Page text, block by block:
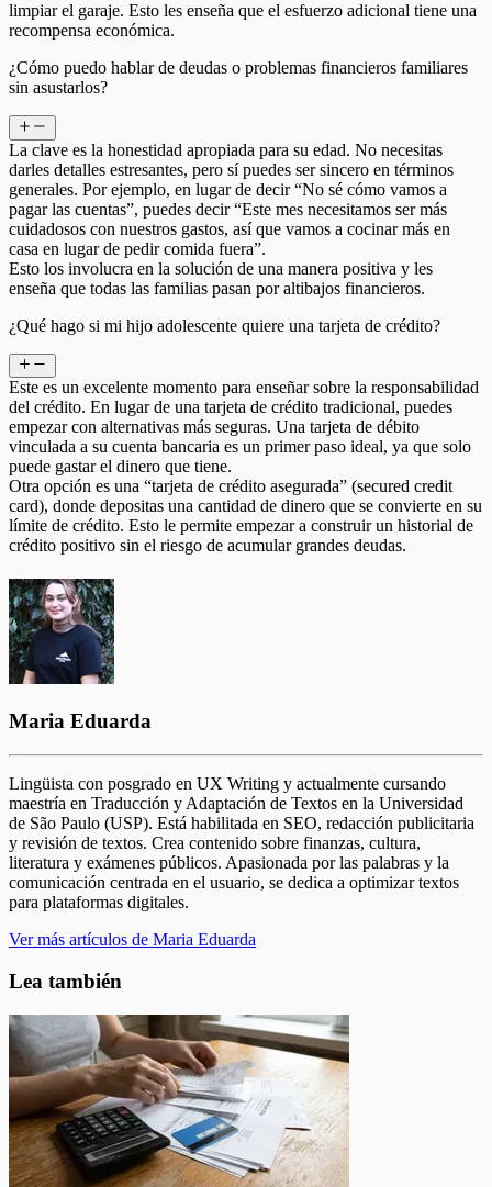
limpiar el garaje. Esto les enseña que el esfuerzo adicional tiene una
recompensa económica.
¿Cómo puedo hablar de deudas o problemas financieros familiares
sin asustarlos?
La clave es la honestidad apropiada para su edad. No necesitas
darles detalles estresantes, pero sí puedes ser sincero en términos
generales. Por ejemplo, en lugar de decir “No sé cómo vamos a
pagar las cuentas”, puedes decir “Este mes necesitamos ser más
cuidadosos con nuestros gastos, así que vamos a cocinar más en
casa en lugar de pedir comida fuera”.
Esto los involucra en la solución de una manera positiva y les
enseña que todas las familias pasan por altibajos financieros.
¿Qué hago si mi hijo adolescente quiere una tarjeta de crédito?
Este es un excelente momento para enseñar sobre la responsabilidad
del crédito. En lugar de una tarjeta de crédito tradicional, puedes
empezar con alternativas más seguras. Una tarjeta de débito
vinculada a su cuenta bancaria es un primer paso ideal, ya que solo
puede gastar el dinero que tiene.
Otra opción es una “tarjeta de crédito asegurada” (secured credit
card), donde depositas una cantidad de dinero que se convierte en su
límite de crédito. Esto le permite empezar a construir un historial de
crédito positivo sin el riesgo de acumular grandes deudas.
Maria Eduarda
Lingüista con posgrado en UX Writing y actualmente cursando
maestría en Traducción y Adaptación de Textos en la Universidad
de São Paulo (USP). Está habilitada en SEO, redacción publicitaria
y revisión de textos. Crea contenido sobre finanzas, cultura,
literatura y exámenes públicos. Apasionada por las palabras y la
comunicación centrada en el usuario, se dedica a optimizar textos
para plataformas digitales.
Ver más artículos de Maria Eduarda
Lea también